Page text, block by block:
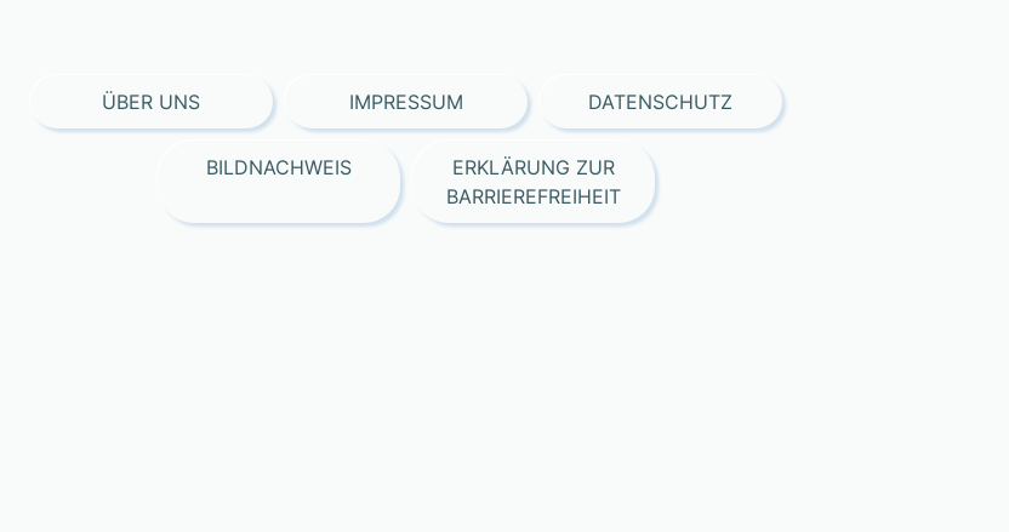
ÜBER UNS IMPRESSUM DATENSCHUTZ
BILDNACHWEIS
ERKLÄRUNG ZUR
BARRIEREFREIHEIT